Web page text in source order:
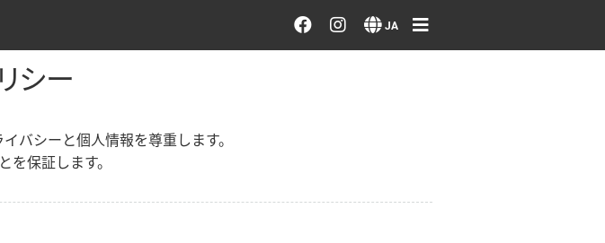
JA
お花を注文する・探す
シー
バシーと個人情報を尊重します。
を保証します。